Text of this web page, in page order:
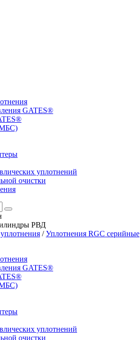
GATES®
уплотнений
очистки
РВД
/Уплотнения RGC серийные
GATES®
уплотнений
очистки